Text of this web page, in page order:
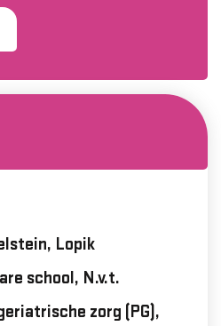
Lopik
school, N.v.t.
zorg (PG),